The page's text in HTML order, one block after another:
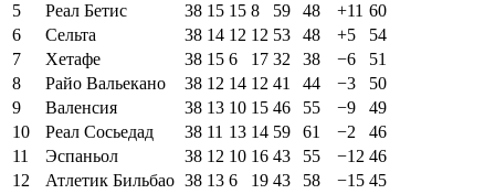
5
Реал Бетис 38 15 15 8 59 48 +11 60
6
Сельта 38 14 12 12 53 48 +5
54
7
Хетафе 38 15 6 17 32 38 −6
51
8
Райо Вальекано 38 12 14 12 41 44 −3
50
9
Валенсия 38 13 10 15 46 55 −9
49
10
Реал Сосьедад 38 11 13 14 59 61 −2
46
11
Эспаньол 38 12 10 16 43 55 −12 46
12
Атлетик Бильбао 38 13 6 19 43 58 −15 45